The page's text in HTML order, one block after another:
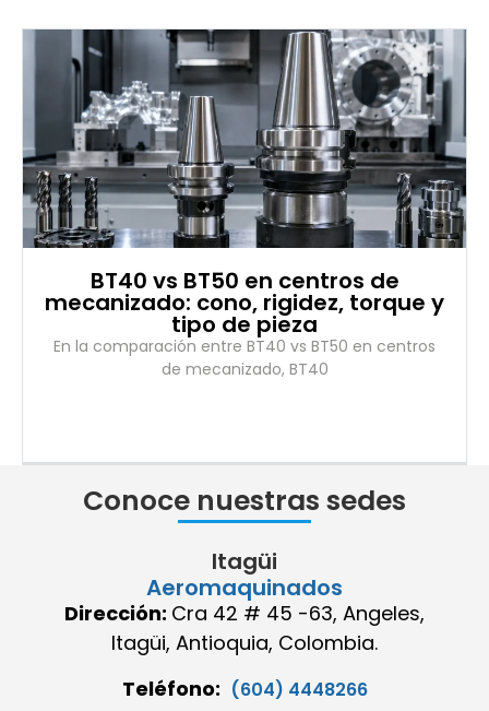
BT40 vs BT50 en centros de
mecanizado: cono, rigidez, torque y
tipo de pieza
En la comparación entre BT40 vs BT50 en centros
de mecanizado, BT40
Conoce nuestras sedes
Itagüi
Aeromaquinados
Dirección: Cra 42 # 45 -63, Angeles,
Itagüi, Antioquia, Colombia.
Teléfono: (604) 4448266